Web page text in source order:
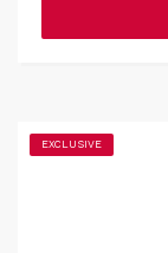
EXCLUSIVE